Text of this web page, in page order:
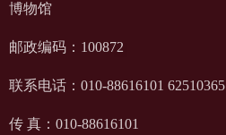
博物馆
邮政编码：100872
联系电话：010-88616101 62510365
传 真：010-88616101